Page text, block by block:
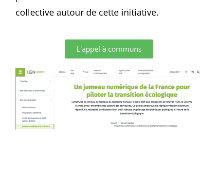
collective autour de cette initiative.
L'appel à communs